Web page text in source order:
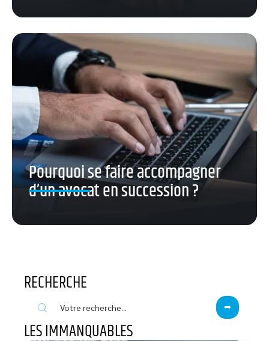
Pourquoi se faire accompagner
d’un avocat en succession ?
RECHERCHE
LES IMMANQUABLES